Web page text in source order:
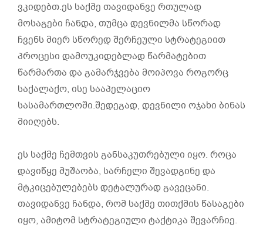
ვკიდებთ.ეს საქმე თავიდანვე რთულად
მოსაგები ჩანდა, თუმცა დევნილმა სწორად
ჩვენს მიერ სწორედ შერჩეული სტრატეგიით
პროცესი დამოუკიდებლად წარმატებით
წარმართა და გამარჯვება მოიპოვა როგორც
საქალაქო, ისე სააპელაციო
სასამართლოში.შედეგად, დევნილი ოჯახი ბინას
მიიღებს.
ეს საქმე ჩემთვის განსაკუთრებული იყო. როცა
დავიწყე მუშაობა, სარჩელი შევადგინე და
მტკიცებულებებს დეტალურად გავეცანი.
თავიდანვე ჩანდა, რომ საქმე თითქმის წასაგები
იყო, ამიტომ სტრატეგიული ტაქტიკა შევარჩიე.